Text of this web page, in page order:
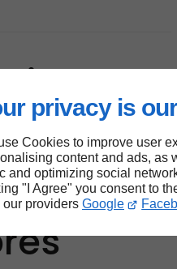
privacy is
Cookies to improve user
content and ads, as
and optimizing social
"I Agree" you consent to
our providers Google
de
des